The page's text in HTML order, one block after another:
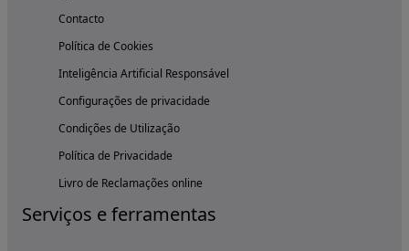
Contacto
Política de Cookies
Inteligência Artificial Responsável
Configurações de privacidade
Condições de Utilização
Política de Privacidade
Livro de Reclamações online
Serviços e ferramentas